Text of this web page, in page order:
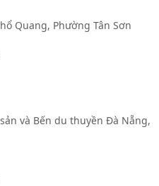
Quang, Phường Tân Sơn
và Bến du thuyền Đà Nẵng,